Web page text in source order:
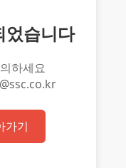
었습니다
하세요
가기